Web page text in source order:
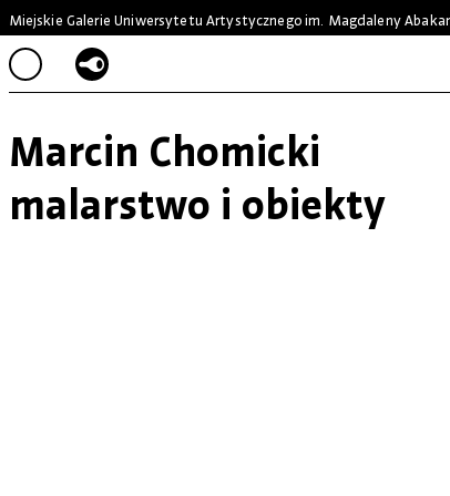
Miejskie Galerie Uniwersytetu Artystycznegoim. Magdaleny
Marcin Chomicki
malarstwo i obiekty